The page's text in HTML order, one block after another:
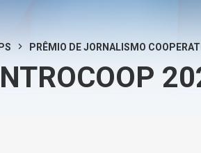
PRÊMIO DE JORNALISMO